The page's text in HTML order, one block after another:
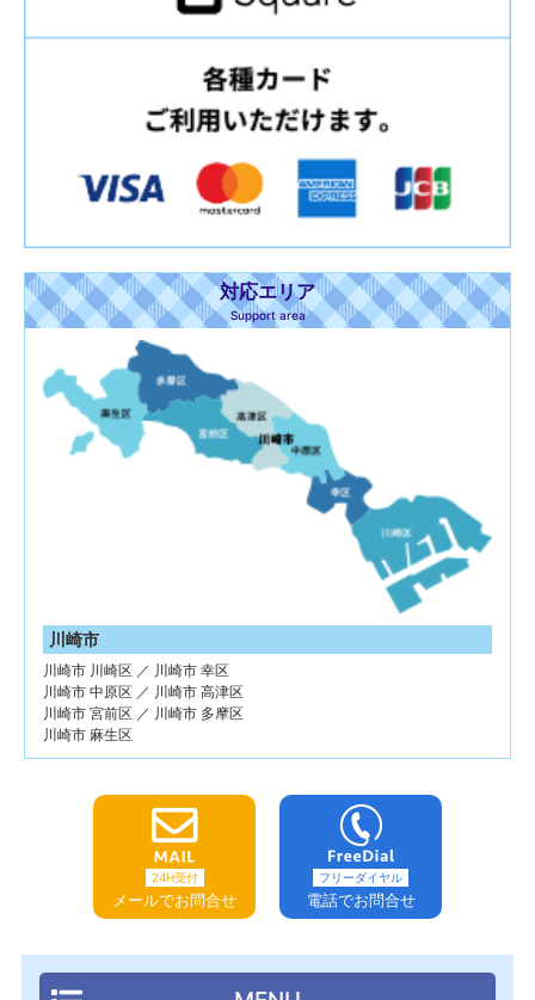
対応エリア
Support area
川崎市
川崎市 川崎区 ／ 川崎市 幸区
川崎市 中原区 ／ 川崎市 高津区
川崎市 宮前区 ／ 川崎市 多摩区
川崎市 麻生区
24H受付
メールでお問合せ
フリーダイヤル
電話でお問合せ